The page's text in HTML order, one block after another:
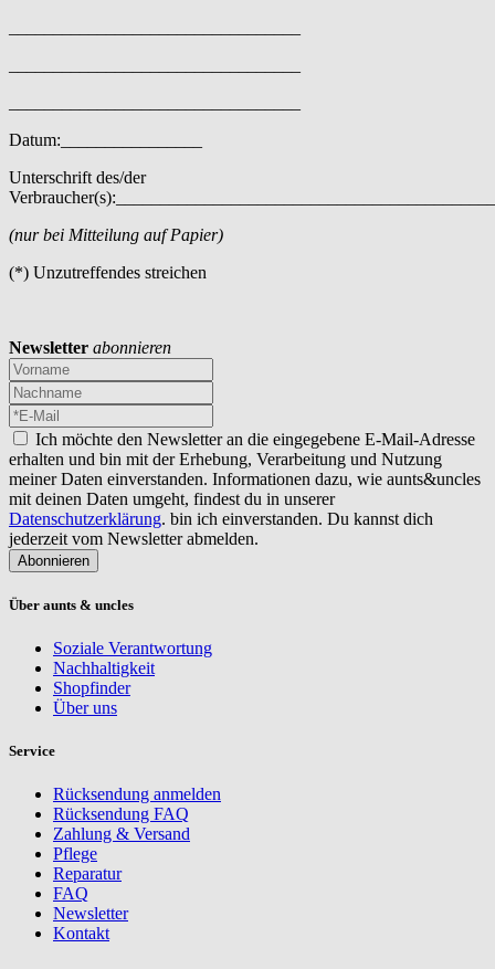
Datum:________________
Unterschrift des/der
Verbraucher(s):___________________________________________
(nur bei Mitteilung auf Papier)
(*) Unzutreffendes streichen
Newsletter abonnieren
Ich möchte den Newsletter an die eingegebene E-Mail-Adresse
erhalten und bin mit der Erhebung, Verarbeitung und Nutzung
meiner Daten einverstanden. Informationen dazu, wie aunts&uncles
mit deinen Daten umgeht, findest du in unserer
Datenschutzerklärung. bin ich einverstanden. Du kannst dich
jederzeit vom Newsletter abmelden.
Abonnieren
Über aunts & uncles
Soziale Verantwortung
Nachhaltigkeit
Shopfinder
Über uns
Service
Rücksendung anmelden
Rücksendung FAQ
Zahlung & Versand
Pflege
Reparatur
FAQ
Newsletter
Kontakt